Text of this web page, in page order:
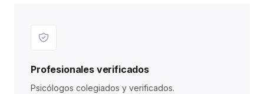
Profesionales verificados
Psicólogos colegiados y verificados.